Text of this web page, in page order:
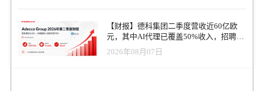
【财报】德科集团二季度营收近60亿欧
元，其中AI代理已覆盖50%收入，招聘服
务进入运营重构阶段
2026年08月07日